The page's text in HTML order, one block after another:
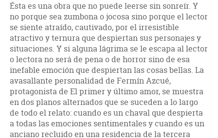
Ésta es una obra que no puede leerse sin sonreír. Y
no porque sea zumbona o jocosa sino porque el lector
se siente atraído, cautivado, por el irresistible
atractivo y ternura que despiertan sus personajes y
situaciones. Y si alguna lágrima se le escapa al lector
o lectora no será de pena o de horror sino de esa
inefable emoción que despiertan las cosas bellas. La
avasallante personalidad de Fermín Azcué,
protagonista de El primer y último amor, se muestra
en dos planos alternados que se suceden a lo largo
de todo el relato: cuando es un chaval que despierta
a todas las emociones sentimentales y cuando es un
anciano recluido en una residencia de la tercera